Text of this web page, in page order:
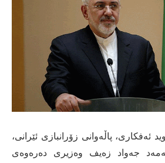
ئەفکاری، پاڵەوانی زۆرانبازی ئێرانی،
جەواد زەیف وەزیری دەرەوەی